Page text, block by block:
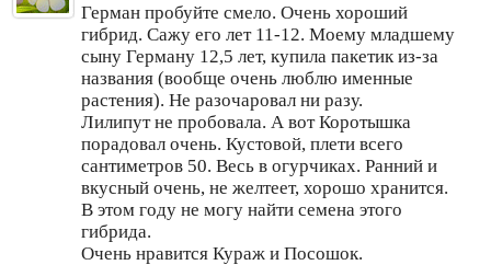
Герман пробуйте смело. Очень хороший
гибрид. Сажу его лет 11-12. Моему младшему
сыну Герману 12,5 лет, купила пакетик из-за
названия (вообще очень люблю именные
растения). Не разочаровал ни разу.
Лилипут не пробовала. А вот Коротышка
порадовал очень. Кустовой, плети всего
сантиметров 50. Весь в огурчиках. Ранний и
вкусный очень, не желтеет, хорошо хранится.
В этом году не могу найти семена этого
гибрида.
Очень нравится Кураж и Посошок.